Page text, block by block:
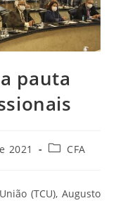
pauta
2021
Categoria
CFA
(TCU), Augusto